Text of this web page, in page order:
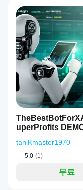
이것은 다음을 보
활성 거래를
손절매/이익
DAX 변동성
이 봇은 한 쪽당
📌 거래 시간
DAX Pro Trader
권장 거래 시간
08:00 – 22:00
이상적 시간:
이 봇은
거래량이 적
확대된 스프
상
품
에
대
한
리
뷰
아
직
없
습
니
다.
이
미
로컬
인스
턴스
를
시작
하세
요.
모든
cTrader
앱은
cBot의
클라우드
실행을
지원하
며, 로컬
실행은
cTrader
Windows
와 Mac에
서만 가
능합니
다.
cBot
성능
을
어떻
게
테스
트할
있나
요?
이전 거
래가 없
는 새 데
에서
더
나은
를
uperProfits
taniKmaster1970
5.0 (1)
무료